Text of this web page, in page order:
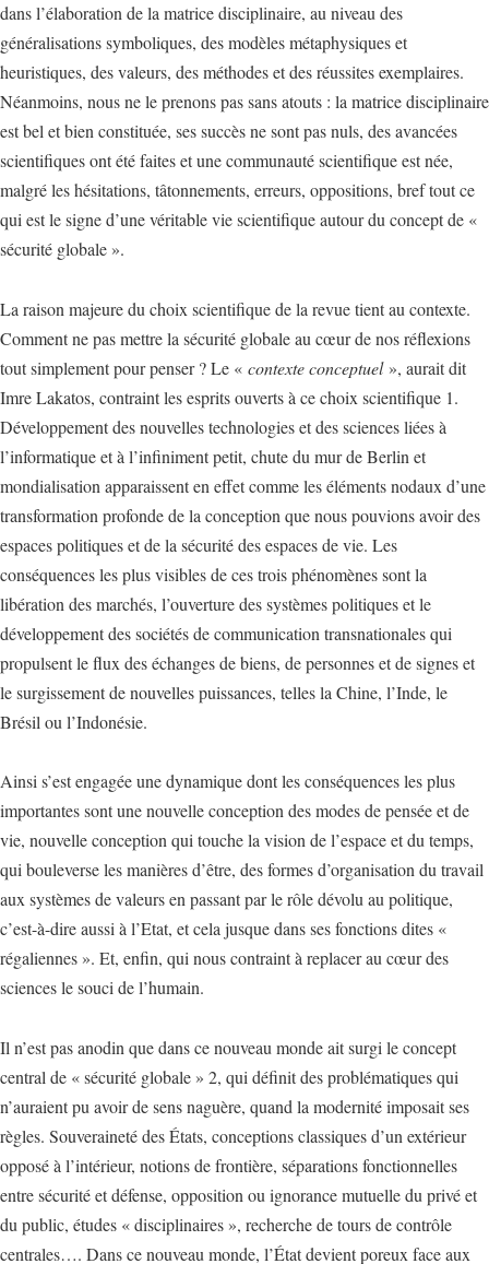
dans l’élaboration de la matrice disciplinaire, au niveau des
généralisations symboliques, des modèles métaphysiques et
heuristiques, des valeurs, des méthodes et des réussites exemplaires.
Néanmoins, nous ne le prenons pas sans atouts : la matrice disciplinaire
est bel et bien constituée, ses succès ne sont pas nuls, des avancées
scientifiques ont été faites et une communauté scientifique est née,
malgré les hésitations, tâtonnements, erreurs, oppositions, bref tout ce
qui est le signe d’une véritable vie scientifique autour du concept de «
sécurité globale ».
La raison majeure du choix scientifique de la revue tient au contexte.
Comment ne pas mettre la sécurité globale au cœur de nos réflexions
tout simplement pour penser ? Le « contexte conceptuel», aurait dit
Imre Lakatos, contraint les esprits ouverts à ce choix scientifique 1.
Développement des nouvelles technologies et des sciences liées à
l’informatique et à l’infiniment petit, chute du mur de Berlin et
mondialisation apparaissent en effet comme les éléments nodaux d’une
transformation profonde de la conception que nous pouvions avoir des
espaces politiques et de la sécurité des espaces de vie. Les
conséquences les plus visibles de ces trois phénomènes sont la
libération des marchés, l’ouverture des systèmes politiques et le
développement des sociétés de communication transnationales qui
propulsent le flux des échanges de biens, de personnes et de signes et
le surgissement de nouvelles puissances, telles la Chine, l’Inde, le
Brésil ou l’Indonésie.
Ainsi s’est engagée une dynamique dont les conséquences les plus
importantes sont une nouvelle conception des modes de pensée et de
vie, nouvelle conception qui touche la vision de l’espace et du temps,
qui bouleverse les manières d’être, des formes d’organisation du travail
aux systèmes de valeurs en passant par le rôle dévolu au politique,
c’est-à-dire aussi à l’Etat, et cela jusque dans ses fonctions dites «
régaliennes ». Et, enfin, qui nous contraint à replacer au cœur des
sciences le souci de l’humain.
Il n’est pas anodin que dans ce nouveau monde ait surgi le concept
central de « sécurité globale » 2, qui définit des problématiques qui
n’auraient pu avoir de sens naguère, quand la modernité imposait ses
règles. Souveraineté des États, conceptions classiques d’un extérieur
opposé à l’intérieur, notions de frontière, séparations fonctionnelles
entre sécurité et défense, opposition ou ignorance mutuelle du privé et
du public, études « disciplinaires », recherche de tours de contrôle
centrales…. Dans ce nouveau monde, l’État devient poreux face aux